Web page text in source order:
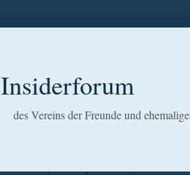
Insiderforum
des Vereins der Freunde und